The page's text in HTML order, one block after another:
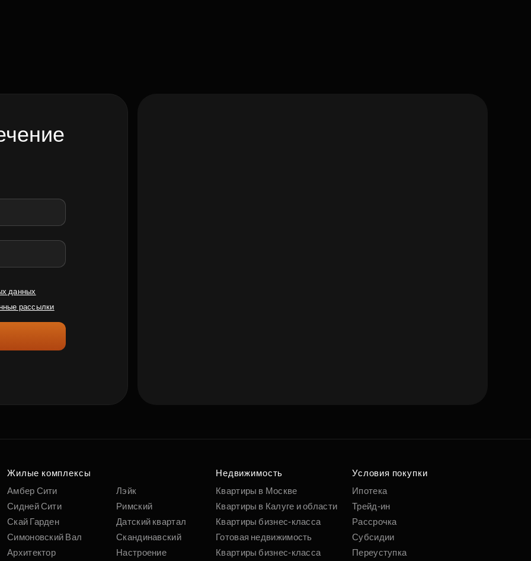
данных
рассылки
Жилые комплексы
Амбер Сити
Сидней Сити
Скай Гарден
Симоновский Вал
Архитектор
Лэйк
Римский
Датский квартал
Скандинавский
Настроение
Недвижимость
Квартиры в Москве
Квартиры в Калуге и области
Квартиры бизнес-класса
Готовая недвижимость
Квартиры бизнес-класса
Условия покупки
Ипотека
Трейд-ин
Рассрочка
Субсидии
Переуступка